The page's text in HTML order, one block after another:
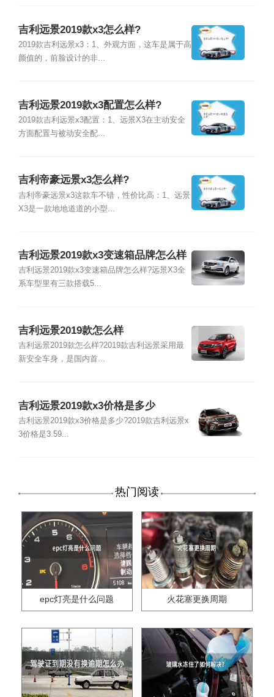
吉利远景2019款x3怎么样?
2019款吉利远景x3：1、外观方面，这车是属于高
颜值的，前脸设计的非...
吉利远景2019款x3配置怎么样?
2019款吉利远景x3配置：1、远景X3在主动安全
方面配置与被动安全配...
吉利帝豪远景x3怎么样?
吉利帝豪远景x3这款车不错，性价比高：1、远景
X3是一款地地道道的小型...
吉利远景2019款x3变速箱品牌怎么样
吉利远景2019款x3变速箱品牌怎么样?远景X3全
系车型里有三款搭载5...
吉利远景2019款怎么样
吉利远景2019款怎么样?2019款吉利远景采用最
新安全车身，是国内首...
吉利远景2019款x3价格是多少
吉利远景2019款x3价格是多少?2019款吉利远景x
3价格是3.59...
热门阅读
epc灯亮是什么问题 火花塞更换周期